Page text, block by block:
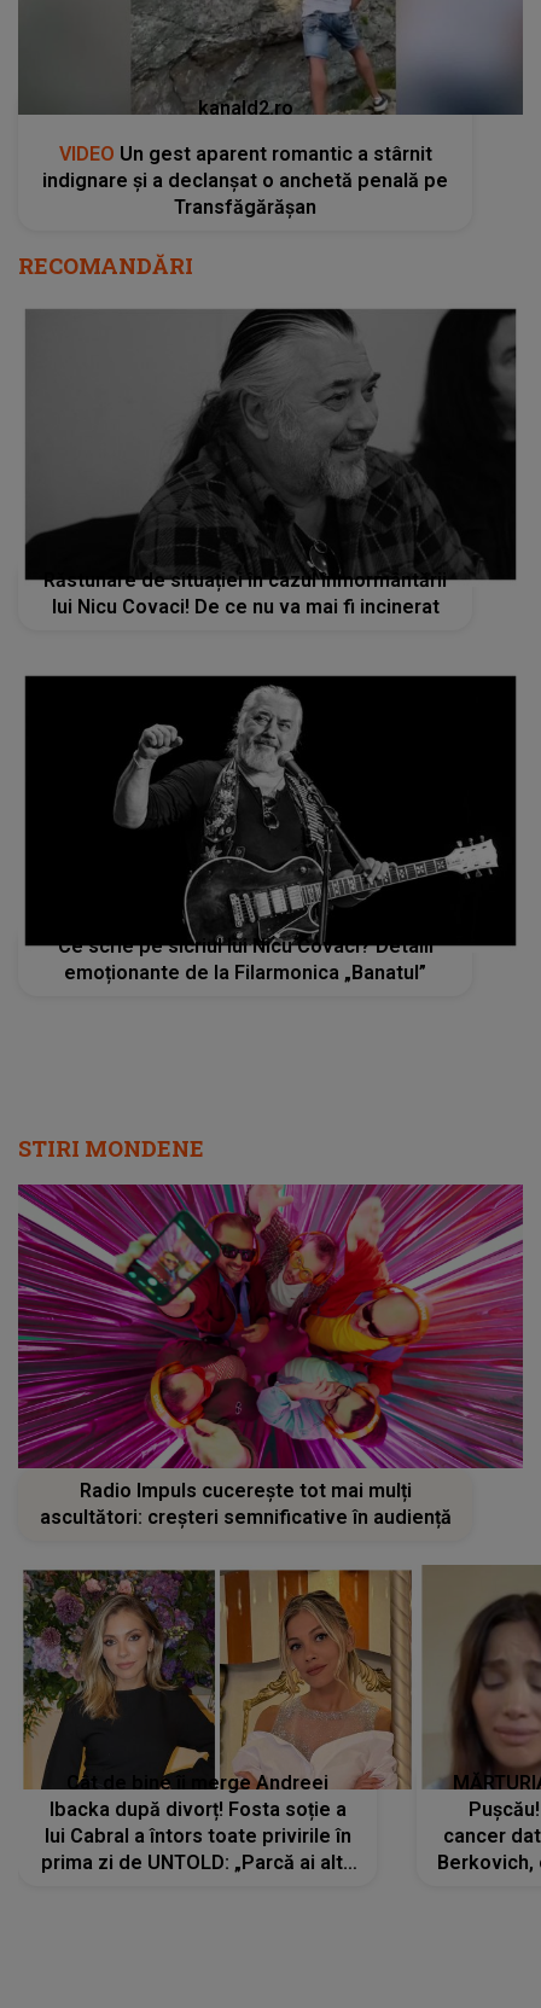
kanald2.ro
VIDEO Un gest aparent romantic a stârnit
indignare și a declanșat o anchetă penală pe
Transfăgărășan
RECOMANDĂRI
Răstunare de situației în cazul înmormântării
lui Nicu Covaci! De ce nu va mai fi incinerat
Ce scrie pe sicriul lui Nicu Covaci? Detalii
emoționante de la Filarmonica „Banatul”
STIRI MONDENE
Radio Impuls cucerește tot mai mulți
ascultători: creșteri semnificative în audiență
Cât de bine îi merge Andreei
Ibacka după divorț! Fosta soție a
lui Cabral a întors toate privirile în
prima zi de UNTOLD: „Parcă ai altă
cancer